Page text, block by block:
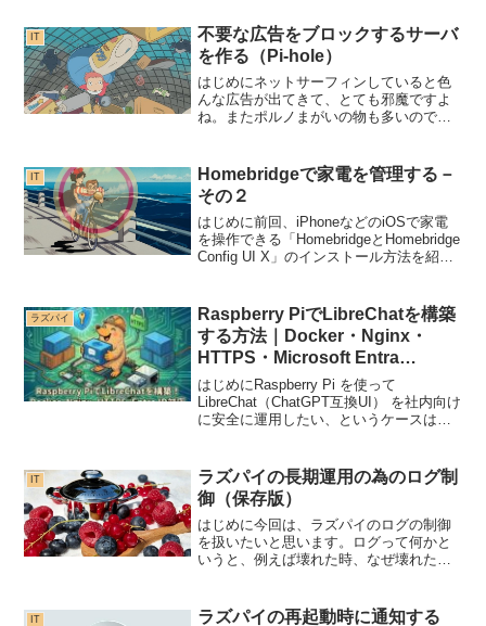
IT
不要な広告をブロックするサーバ
を作る（Pi-hole）
はじめにネットサーフィンしていると色
んな広告が出てきて、とても邪魔ですよ
ね。またポルノまがいの物も多いので、
な通信も発生しているので、良いことが
何もありません。こういう...
IT
Homebridgeで家電を管理する－
その２
はじめに前回、iPhoneなどのiOSで家電
を操作できる「HomebridgeとHomebridge
Config UI X」のインストール方法を紹介
は以下の２つを追加...
ラズパイ
Raspberry PiでLibreChatを構築
する方法｜Docker・Nginx・
HTTPS・Microsoft Entra
ID(OpenID)対応
はじめにRaspberry Pi を使って
LibreChat（ChatGPT互換UI） を社内向け
に安全に運用したい、というケースは増
としてまとめます。Raspb...
IT
ラズパイの長期運用の為のログ制
御（保存版）
はじめに今回は、ラズパイのログの制御
を扱いたいと思います。ログって何かと
いうと、例えば壊れた時、なぜ壊れたの
かすと、沢山のログが作られていきま
IT ラズパイの再起動時に通知する